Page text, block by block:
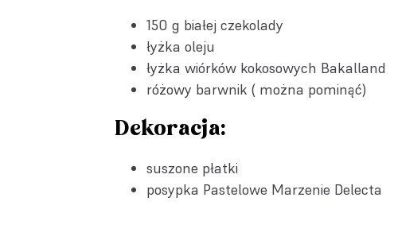
150 g białej czekolady
łyżka oleju
łyżka wiórków kokosowych Bakalland
różowy barwnik ( można pominąć)
Dekoracja:
suszone płatki
posypka Pastelowe Marzenie Delecta